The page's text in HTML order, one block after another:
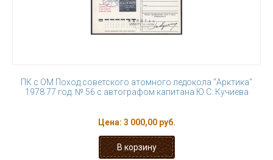
ПК с ОМ Поход советского атомного ледокола "Арктика"
1978 77 год. № 56 с автографом капитана Ю.С. Кучиева
Цена: 3 000,00 руб.